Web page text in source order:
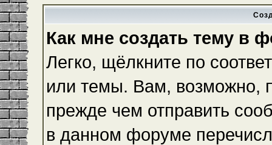
Как мне создать тему в
Легко, щёлкните по
или темы. Вам, возможно,
прежде чем отправить
в данном форуме